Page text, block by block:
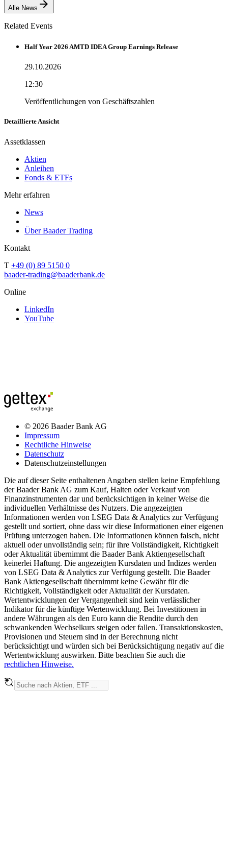
Alle News
Related Events
Half Year 2026 AMTD IDEA Group Earnings Release
29.10.2026
12:30
Veröffentlichungen von Geschäftszahlen
Detaillierte Ansicht
Assetklassen
Aktien
Anleihen
Fonds & ETFs
Mehr erfahren
News
Über Baader Trading
Kontakt
T +49 (0) 89 5150 0
baader-trading@baaderbank.de
Online
LinkedIn
YouTube
© 2026 Baader Bank AG
Impressum
Rechtliche Hinweise
Datenschutz
Datenschutzeinstellungen
Die auf dieser Seite enthaltenen Angaben stellen keine Empfehlung
der Baader Bank AG zum Kauf, Halten oder Verkauf von
Finanzinstrumenten dar und berücksichtigen in keiner Weise die
individuellen Verhältnisse des Nutzers. Die angezeigten
Informationen werden von LSEG Data & Analytics zur Verfügung
gestellt und sortiert, ohne dass wir diese Informationen einer eigenen
Prüfung unterzogen haben. Die Informationen können falsch, nicht
aktuell oder unvollständig sein; für ihre Vollständigkeit, Richtigkeit
oder Aktualität übernimmt die Baader Bank Aktiengesellschaft
keinerlei Haftung. Die angezeigten Kursdaten und Indizes werden
von LSEG Data & Analytics zur Verfügung gestellt. Die Baader
Bank Aktiengesellschaft übernimmt keine Gewähr für die
Richtigkeit, Vollständigkeit oder Aktualität der Kursdaten.
Wertentwicklungen der Vergangenheit sind kein verlässlicher
Indikator für die künftige Wertenwicklung. Bei Investitionen in
andere Währungen als den Euro kann die Rendite durch den
schwankenden Wechselkurs steigen oder fallen. Transaktionskosten,
Provisionen und Steuern sind in der Berechnung nicht
berücksichtigt und würden sich bei Berücksichtigung negativ auf die
Wertentwicklung auswirken. Bitte beachten Sie auch die
rechtlichen Hinweise.